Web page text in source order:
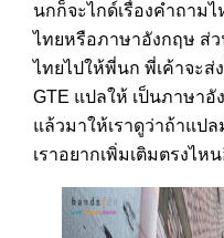
นกก็จะไกด์เรื่องคำถาม
ไทยหรือภาษาอังกฤษ ส่
ไทยไปให้พี่นก พี่เค้าจะส่
GTE แปลให้ เป็นภาษาอั
แล้วมาให้เราดูว่าถ้าแปล
เราอยากเพิ่มเติมตรงไ